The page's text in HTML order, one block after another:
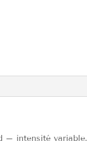
– intensité variable,